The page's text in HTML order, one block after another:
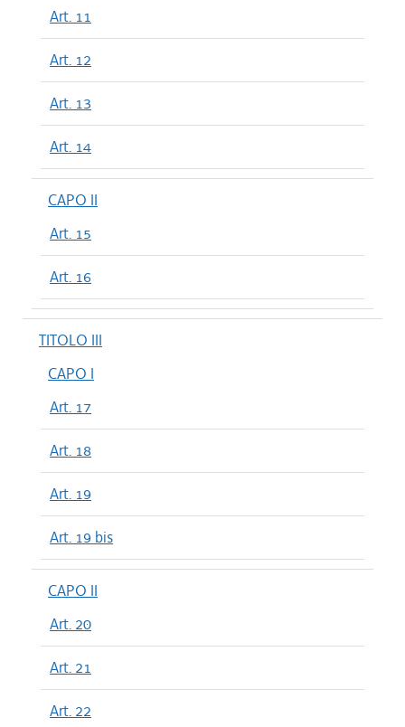
Art. 11
Art. 12
Art. 13
Art. 14
CAPO II
Art. 15
Art. 16
TITOLO III
CAPO I
Art. 17
Art. 18
Art. 19
Art. 19 bis
CAPO II
Art. 20
Art. 21
Art. 22